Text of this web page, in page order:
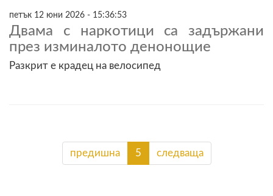
петък 12 юни 2026 - 15:36:53
Двама с наркотици са задържани
през изминалото денонощие
Разкрит е крадец на велосипед
предишна 5 следваща